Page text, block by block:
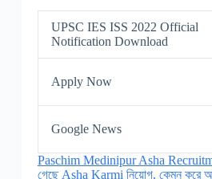
UPSC IES ISS 2022 Official
Notification Download
Apply Now
Google News
Paschim Medinipur Asha
গেছে Asha Karmi নিয়োগ, কেমন করে